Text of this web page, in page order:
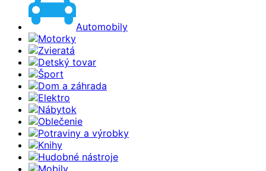
Automobily
Motorky
Zvieratá
Detský tovar
Šport
Dom a záhrada
Elektro
Nábytok
Oblečenie
Potraviny a výrobky
Knihy
Hudobné nástroje